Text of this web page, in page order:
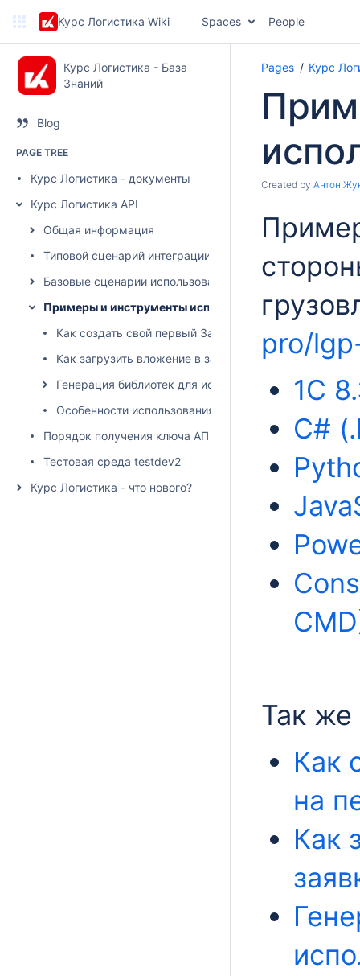
Курс Логистика Wiki Spaces People
Курс Логистика - База
Знаний
Blog
PAGE TREE
Курс Логистика - документы
Курс Логистика API
Общая информация
Типовой сценарий интеграции
Базовые сценарии использования
Примеры и инструменты использования API
Как создать свой первый Запрос на перевозку
Как загрузить вложение в запрос/заявку
Генерация библиотек для использования API
Особенности использования API с помощью
Порядок получения ключа АПИ
Тестовая среда testdev2
Курс Логистика - что нового?
Pages Курс
Created by Антон
pro/
1C
C#
Так же
Как
на
Как